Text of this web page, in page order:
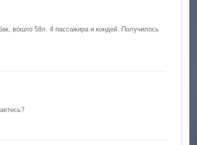
вошло 58л. 4 пассажира и кондей. Получилось